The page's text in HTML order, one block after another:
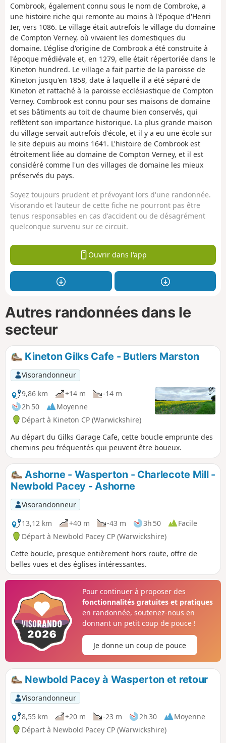
Combrook, également connu sous le nom de Combroke, a
une histoire riche qui remonte au moins à l'époque d'Henri
Ier, vers 1086. Le village était autrefois le village du domaine
de Compton Verney, où vivaient les domestiques du
domaine. L'église d'origine de Combrook a été construite à
l'époque médiévale et, en 1279, elle était répertoriée dans le
Kineton hundred. Le village a fait partie de la paroisse de
Kineton jusqu'en 1858, date à laquelle il a été séparé de
Kineton et rattaché à la paroisse ecclésiastique de Compton
Verney. Combrook est connu pour ses maisons de domaine
et ses bâtiments au toit de chaume bien conservés, qui
reflètent son importance historique. La plus grande maison
du village servait autrefois d'école, et il y a eu une école sur
le site depuis au moins 1641. L'histoire de Combrook est
étroitement liée au domaine de Compton Verney, et il est
considéré comme l'un des villages de domaine les mieux
préservés du pays.
Soyez toujours prudent et prévoyant lors d'une randonnée.
Visorando et l'auteur de cette fiche ne pourront pas être
tenus responsables en cas d'accident ou de désagrément
quelconque survenu sur ce circuit.
Ouvrir dans l'app
Autres randonnées dans le
secteur
Kineton Gilks Cafe - Butlers Marston
Visorandonneur
9,86 km
+14 m
-14 m
2h 50
Moyenne
Départ à Kineton CP (Warwickshire)
Au départ du Gilks Garage Cafe, cette boucle emprunte des
chemins peu fréquentés qui peuvent être boueux.
Ashorne - Wasperton - Charlecote Mill -
Newbold Pacey - Ashorne
Visorandonneur
13,12 km
+40 m -43 m 3h 50
Facile
Départ à Newbold Pacey CP (Warwickshire)
Cette boucle, presque entièrement hors route, offre de
belles vues et des églises intéressantes.
Pour continuer à proposer des
fonctionnalités gratuites et pratiques
en randonnée, soutenez-nous en
donnant un petit coup de pouce !
Je donne un coup de pouce
Newbold Pacey à Wasperton et retour
Visorandonneur
8,55 km
+20 m -23 m 2h 30
Moyenne
Départ à Newbold Pacey CP (Warwickshire)